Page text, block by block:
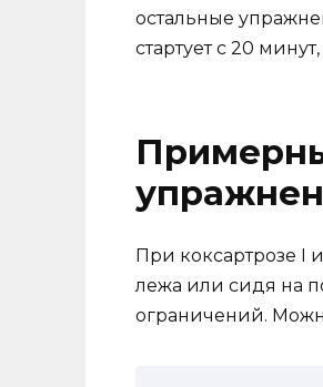
остальные
стартует с 20
При коксартрозе I
лежа или сидя на
ограничений.